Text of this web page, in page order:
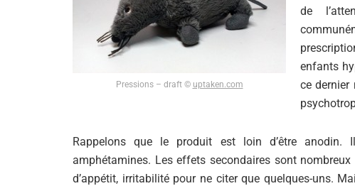
Pressions – draft © uptaken.com
de
enfants
ce dernier
Rappelons que le produit est loin d’être anodin.
amphétamines. Les effets secondaires sont
d’appétit, irritabilité pour ne citer que quelques-uns.